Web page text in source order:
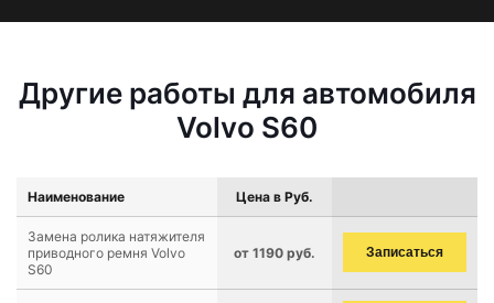
Другие работы для автомобиля
Volvo S60
Наименование Цена в Руб.
Замена ролика натяжителя
приводного ремня Volvo
S60
от 1190 руб. Записаться